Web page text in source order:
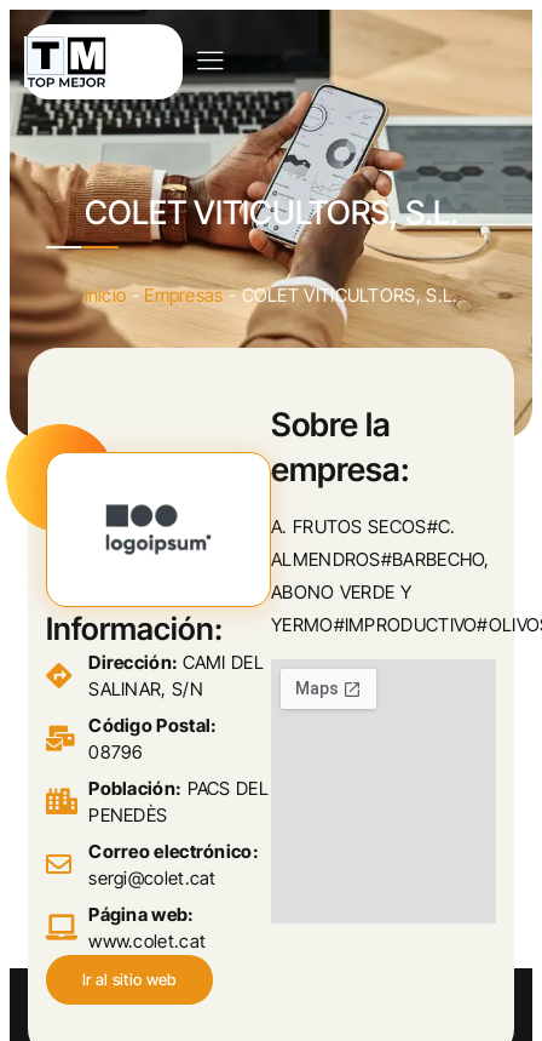
COLET VITICULTORS, S.L.
Inicio-Empresas-COLET VITICULTORS, S.L.
Sobre la
empresa:
A. FRUTOS SECOS#C.
ALMENDROS#BARBECHO,
ABONO VERDE Y
Información:
Dirección: CAMI DEL
SALINAR, S/N
Código Postal:
08796
Población: PACS DEL
PENEDÈS
Correo electrónico:
sergi@colet.cat
Página web:
www.colet.cat
Ir al sitio web